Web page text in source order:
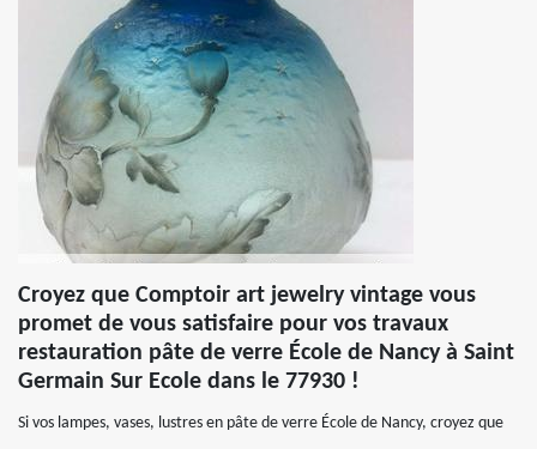
Croyez que Comptoir art jewelry vintage vous
promet de vous satisfaire pour vos travaux
restauration pâte de verre École de Nancy à Saint
Germain Sur Ecole dans le 77930 !
Si vos lampes, vases, lustres en pâte de verre École de Nancy, croyez que